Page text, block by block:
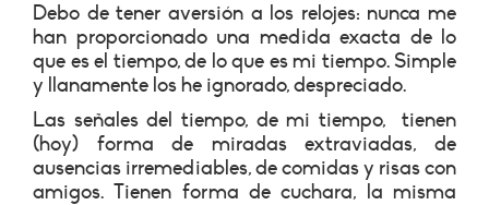
Debo de tener aversión a los relojes: nunca me
han proporcionado una medida exacta de lo
que es el tiempo, de lo que es mi tiempo. Simple
y llanamente los he ignorado, despreciado.
Las señales del tiempo, de mi tiempo, tienen
(hoy) forma de miradas extraviadas, de
ausencias irremediables, de comidas y risas con
amigos. Tienen forma de cuchara, la misma